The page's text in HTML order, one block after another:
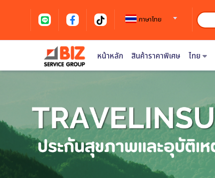
ภาษาไทย
หน้าหลัก สินค้าราคาพิเศษ ไทย